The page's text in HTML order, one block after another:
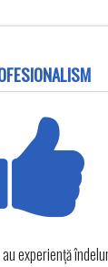
experiență